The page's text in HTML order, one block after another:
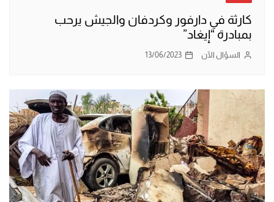
كارثة في دارفور وكردفان والجيش يرحب
بمبادرة “إيغاد”
السؤال الآن 13/06/2023